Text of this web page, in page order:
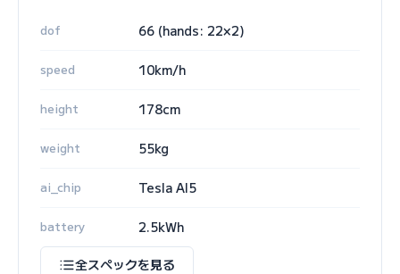
dof 66 (hands: 22×2)
speed 10km/h
height 178cm
weight 55kg
ai_chip Tesla AI5
battery 2.5kWh
全スペックを見る